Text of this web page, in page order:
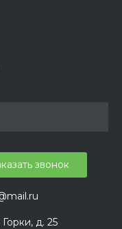
звонок
д. 25